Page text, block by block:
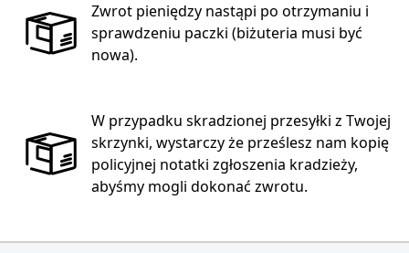
Zwrot pieniędzy nastąpi po otrzymaniu i
sprawdzeniu paczki (biżuteria musi być
nowa).
W przypadku skradzionej przesyłki z Twojej
skrzynki, wystarczy że prześlesz nam kopię
policyjnej notatki zgłoszenia kradzieży,
abyśmy mogli dokonać zwrotu.